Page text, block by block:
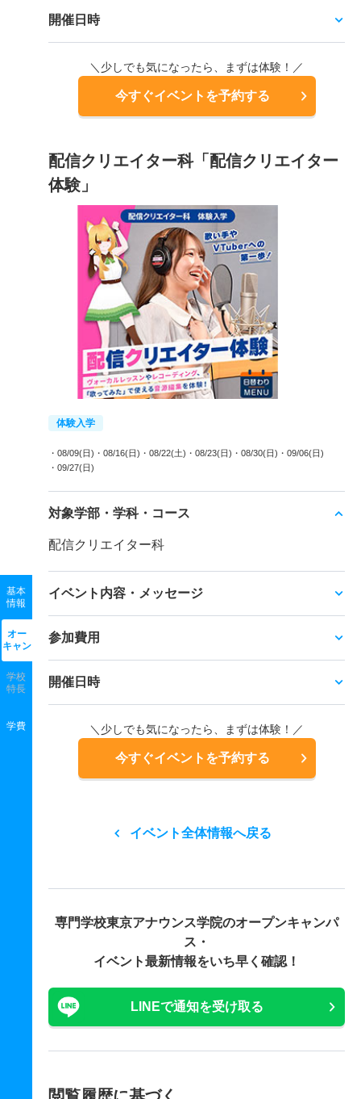
基本
情報
オー
キャン
学校
特長
学費
開催日時
＼少しでも気になったら、まずは体験！／
今すぐイベントを予約する
配信クリエイター科「配信クリエイター
体験」
体験入学
・08/09(日) ・08/16(日) ・08/22(土) ・08/23(日) ・08/30(日) ・09/06(日)
・09/27(日)
対象学部・学科・コース
配信クリエイター科
イベント内容・メッセージ
参加費用
開催日時
＼少しでも気になったら、まずは体験！／
今すぐイベントを予約する
イベント全体情報へ戻る
専門学校東京アナウンス学院のオープンキャンパ
ス・
イベント最新情報をいち早く確認！
LINEで通知を受け取る